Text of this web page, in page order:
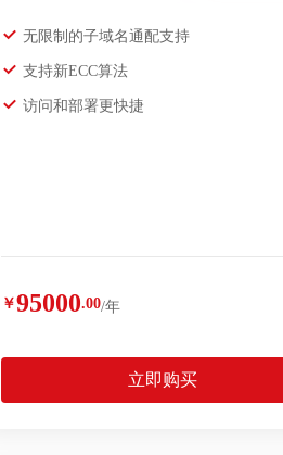
无限制的子域名通配支持
支持新ECC算法
访问和部署更快捷
￥95000.00/年
立即购买